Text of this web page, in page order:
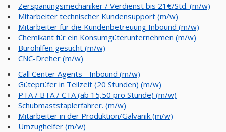
Zerspanungsmechaniker / Verdienst bis 21€/Std. (m/w)
Mitarbeiter technischer Kundensupport (m/w)
Mitarbeiter für die Kundenbetreuung Inbound (m/w)
Chemikant für ein Konsumgüterunternehmen (m/w)
Bürohilfen gesucht (m/w)
CNC-Dreher (m/w)
Call Center Agents - Inbound (m/w)
Güteprüfer in Teilzeit (20 Stunden) (m/w)
PTA / BTA / CTA (ab 15,50 pro Stunde) (m/w)
Schubmaststaplerfahrer. (m/w)
Mitarbeiter in der Produktion/Galvanik (m/w)
Umzughelfer (m/w)